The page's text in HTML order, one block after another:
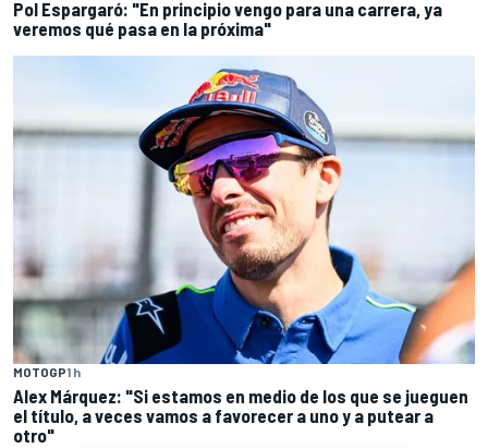
Pol Espargaró: "En principio vengo para una carrera, ya
veremos qué pasa en la próxima"
MOTOGP1 h
Alex Márquez: "Si estamos en medio de los que se jueguen
el título, a veces vamos a favorecer a uno y a putear a
otro"